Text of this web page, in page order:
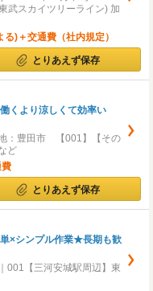
武スカイツリーライン) 加
)＋交通費（社内規定）
とりあえず保存
くより涼しくて効率い
：豊田市 【001】【その
ど
とりあえず保存
×シンプル作業★長期も歓
001【三河安城駅周辺】東